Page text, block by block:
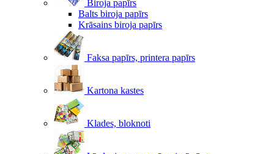
Biroja papīrs
Balts biroja papīrs
Krāsains biroja papīrs
Faksa papīrs, printera papīrs
Kartona kastes
Klades, bloknoti